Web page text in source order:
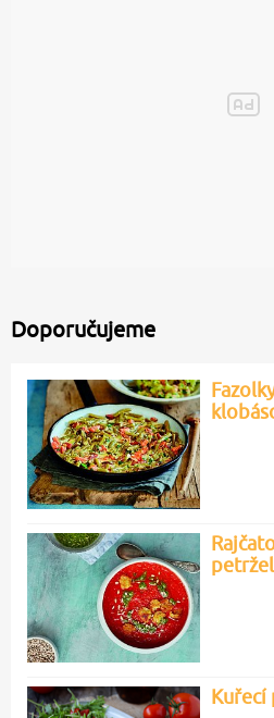
Doporučujeme
Kuřecí